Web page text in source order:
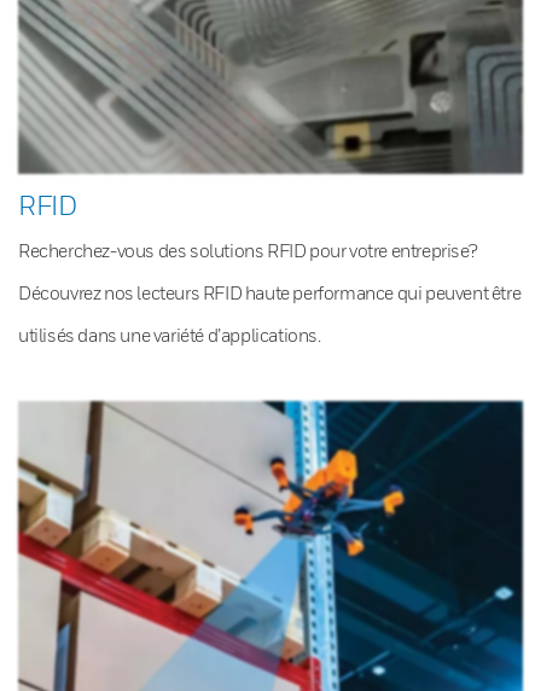
RFID
Recherchez-vous des solutions RFID pour votre entreprise?
Découvrez nos lecteurs RFID haute performance qui peuvent être
utilisés dans une variété d’applications.